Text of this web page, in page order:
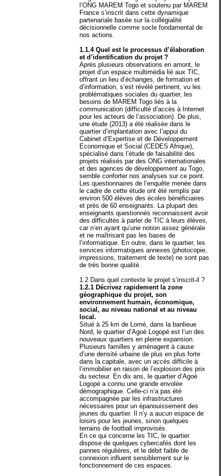
l’ONG MAREM Togo et soutenu par MAREM
France s’inscrit dans cette dynamique
partenariale basée sur la collégialité
décisionnelle comme socle fondamental de
nos actions.
1.1.4 Quel est le processus d’élaboration
et d’identification du projet ?
Après plusieurs observations en amont, le
projet d’un espace multimédia lié aux TIC,
offrant un lieu d’échanges, de formation et
d’information, s’est révélé pertinent, vu les
problématiques sociales du quartier, les
besoins de MAREM Togo liés à la
communication (difficulté d’accès à Internet
pour les acteurs de l’association). De plus,
une étude (2013) a été réalisée dans le
quartier d’implantation avec l’appui du
Cabinet d’Expertise et de Développement
Economique et Social (CEDES Afrique),
spécialisé dans l’étude de faisabilité des
projets réalisés par des ONG internationales
et des agences de développement au Togo,
semble conforter nos analyses sur ce point.
Les questionnaires de l’enquête menée dans
le cadre de cette étude ont été remplis par
environ 500 élèves des écoles bénéficiaires
et près de 60 enseignants. La plupart des
enseignants questionnés reconnaissent avoir
des difficultés à parler de TIC à leurs élèves,
car n’en ayant qu’une notion assez générale
et ne maîtrisant pas les bases de
l’informatique. En outre, dans le quartier, les
services informatiques annexes (photocopie,
impressions, traitement de texte) ne sont pas
de très bonne qualité.
1.2 Dans quel contexte le projet s’inscrit-il ?
1.2.1 Décrivez rapidement la zone
géographique du projet, son
environnement humain, économique,
social, au niveau national et au niveau
local.
Situé à 25 km de Lomé, dans la banlieue
Nord, le quartier d’Agoè Logopé est l’un des
nouveaux quartiers en pleine expansion.
Plusieurs familles y aménagent à cause
d’une densité urbaine de plus en plus forte
dans la capitale, avec un accès difficile à
l’immobilier en raison de l’explosion des prix
du secteur. En dix ans, le quartier d’Agoè
Logopé a connu une grande envolée
démographique. Celle-ci n’a pas été
accompagnée par les infrastructures
nécessaires pour un épanouissement des
jeunes du quartier. Il n’y a aucun espace de
loisirs pour les jeunes, sinon quelques
terrains de football improvisés.
En ce qui concerne les TIC, le quartier
dispose de quelques cybercafés dont les
pannes régulières, et le débit faible de
connexion influent sensiblement sur le
fonctionnement de ces espaces.